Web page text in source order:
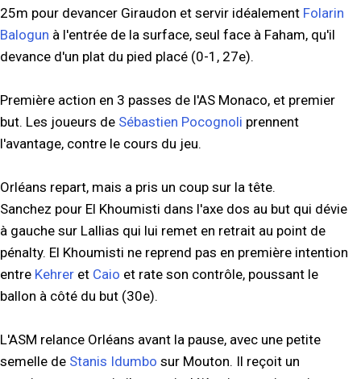
25m pour devancer Giraudon et servir idéalement Folarin
Balogun à l'entrée de la surface, seul face à Faham, qu'il
devance d'un plat du pied placé (0-1, 27e).
Première action en 3 passes de l'AS Monaco, et premier
but. Les joueurs de Sébastien Pocognoli prennent
l'avantage, contre le cours du jeu.
Orléans repart, mais a pris un coup sur la tête.
Sanchez pour El Khoumisti dans l'axe dos au but qui dévie
à gauche sur Lallias qui lui remet en retrait au point de
pénalty. El Khoumisti ne reprend pas en première intention
entre Kehrer et Caio et rate son contrôle, poussant le
ballon à côté du but (30e).
L'ASM relance Orléans avant la pause, avec une petite
semelle de Stanis Idumbo sur Mouton. Il reçoit un